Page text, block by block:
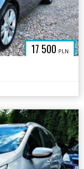
17 500 PLN